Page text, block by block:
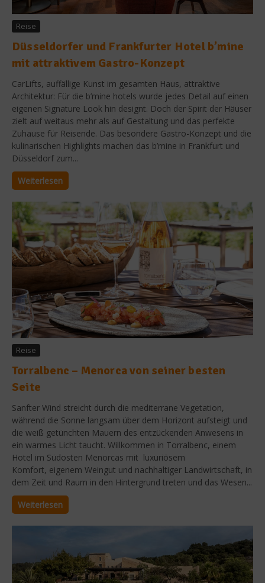
Reise
Düsseldorfer und Frankfurter Hotel b’mine
mit attraktivem Gastro-Konzept
CarLifts, auffällige Kunst im gesamten Haus, attraktive
Architektur: Für die b’mine hotels wurde jedes Detail auf einen
eigenen Signature Look hin designt. Doch der Spirit der Häuser
zielt auf weitaus mehr als auf Gestaltung und das perfekte
Zuhause für Reisende. Das besondere Gastro-Konzept und die
kulinarischen Highlights machen das b’mine in Frankfurt und
Düsseldorf zum...
Weiterlesen
Reise
Torralbenc – Menorca von seiner besten
Seite
Sanfter Wind streicht durch die mediterrane Vegetation,
während die Sonne langsam über dem Horizont aufsteigt und
die weiß getünchten Mauern des entzückenden Anwesens in
ein warmes Licht taucht. Willkommen in Torralbenc, einem
Hotel im Südosten Menorcas mit luxuriösem
Komfort, eigenem Weingut und nachhaltiger Landwirtschaft, in
dem Zeit und Raum in den Hintergrund treten und das Wesen...
Weiterlesen